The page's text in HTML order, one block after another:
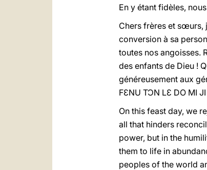
En y étant fidèles,
Chers frères et sœurs,
conversion à sa
toutes nos angoisses.
des enfants de Dieu !
généreusement aux
FƐNU TƆN LƐ DO MI
On this feast day, we
all that hinders
power, but in the
them to life in
peoples of the world